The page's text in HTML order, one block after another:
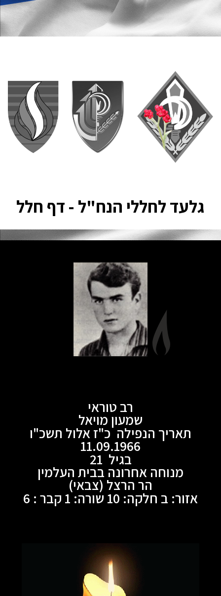
גלעד לחללי הנח"ל - דף חלל
רב טוראי
שמעון מויאל
תאריך הנפילה כ"ז אלול תשכ"ו
11.09.1966
בגיל 21
מנוחה אחרונה בבית העלמין
הר הרצל (צבאי)
אזור: ב חלקה: 10 שורה: 1 קבר : 6